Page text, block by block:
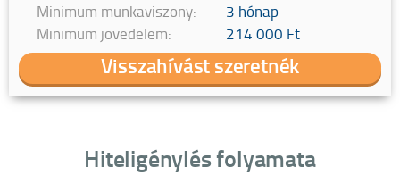
Minimum munkaviszony:
3 hónap
Minimum jövedelem:
214 000 Ft
Visszahívást szeretnék
Hiteligénylés folyamata